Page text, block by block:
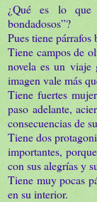
¿Qué es lo que
bondadosos”?
Pues tiene
Tiene campos de
novela es un viaje
imagen vale más
Tiene fuertes
paso adelante,
consecuencias de
Tiene dos
importantes,
con sus alegrías y
Tiene muy pocas
en su interior.